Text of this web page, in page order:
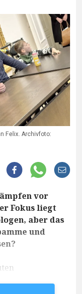
Felix. Archivfoto:
vor
Fokus liegt
aber das
und